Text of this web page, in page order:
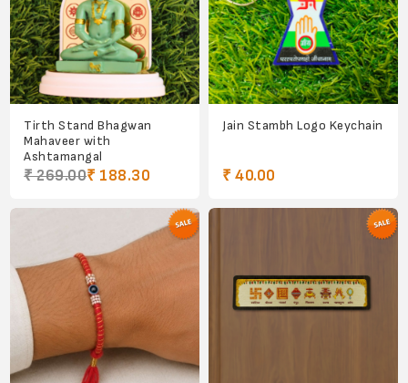
Tirth Stand Bhagwan
Mahaveer with
Ashtamangal
₹ 269.00₹ 188.30
Jain Stambh Logo Keychain
₹ 40.00